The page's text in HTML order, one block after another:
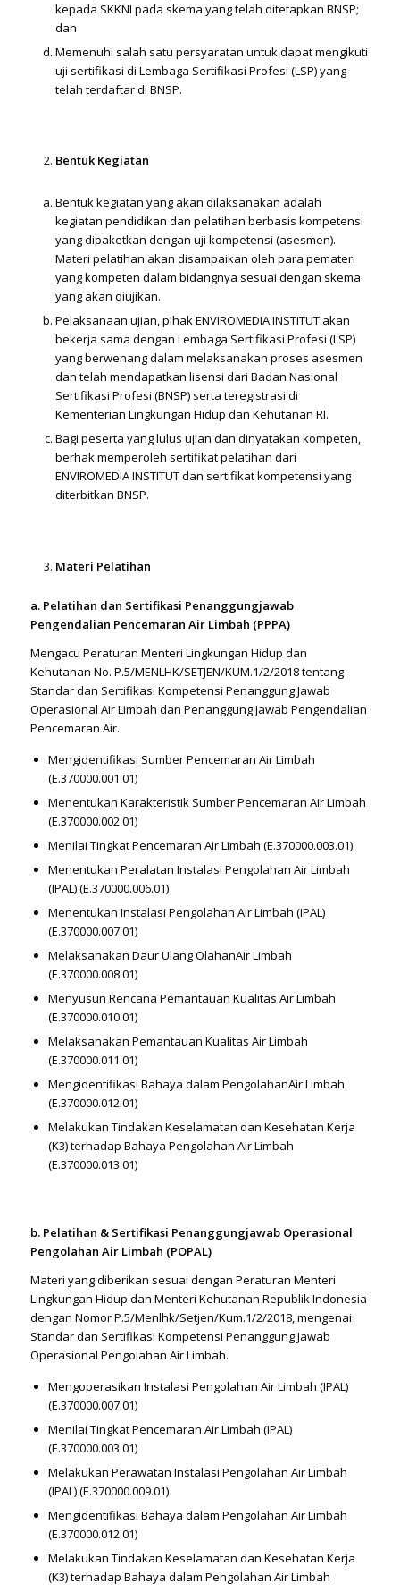
kepada SKKNI pada skema yang telah ditetapkan BNSP;
dan
Memenuhi salah satu persyaratan untuk dapat mengikuti
uji sertifikasi di Lembaga Sertifikasi Profesi (LSP) yang
telah terdaftar di BNSP.
Bentuk Kegiatan
Bentuk kegiatan yang akan dilaksanakan adalah
kegiatan pendidikan dan pelatihan berbasis kompetensi
yang dipaketkan dengan uji kompetensi (asesmen).
Materi pelatihan akan disampaikan oleh para pemateri
yang kompeten dalam bidangnya sesuai dengan skema
yang akan diujikan.
Pelaksanaan ujian, pihak ENVIROMEDIA INSTITUT akan
bekerja sama dengan Lembaga Sertifikasi Profesi (LSP)
yang berwenang dalam melaksanakan proses asesmen
dan telah mendapatkan lisensi dari Badan Nasional
Sertifikasi Profesi (BNSP) serta teregistrasi di
Kementerian Lingkungan Hidup dan Kehutanan RI.
Bagi peserta yang lulus ujian dan dinyatakan kompeten,
berhak memperoleh sertifikat pelatihan dari
ENVIROMEDIA INSTITUT dan sertifikat kompetensi yang
diterbitkan BNSP.
Materi Pelatihan
a. Pelatihan dan Sertifikasi Penanggungjawab
Pengendalian Pencemaran Air Limbah (PPPA)
Mengacu Peraturan Menteri Lingkungan Hidup dan
Kehutanan No. P.5/MENLHK/SETJEN/KUM.1/2/2018 tentang
Standar dan Sertifikasi Kompetensi Penanggung Jawab
Operasional Air Limbah dan Penanggung Jawab Pengendalian
Pencemaran Air.
Mengidentifikasi Sumber Pencemaran Air Limbah
(E.370000.001.01)
Menentukan Karakteristik Sumber Pencemaran Air Limbah
(E.370000.002.01)
Menilai Tingkat Pencemaran Air Limbah (E.370000.003.01)
Menentukan Peralatan Instalasi Pengolahan Air Limbah
(IPAL) (E.370000.006.01)
Menentukan Instalasi Pengolahan Air Limbah (IPAL)
(E.370000.007.01)
Melaksanakan Daur Ulang OlahanAir Limbah
(E.370000.008.01)
Menyusun Rencana Pemantauan Kualitas Air Limbah
(E.370000.010.01)
Melaksanakan Pemantauan Kualitas Air Limbah
(E.370000.011.01)
Mengidentifikasi Bahaya dalam PengolahanAir Limbah
(E.370000.012.01)
Melakukan Tindakan Keselamatan dan Kesehatan Kerja
(K3) terhadap Bahaya Pengolahan Air Limbah
(E.370000.013.01)
b. Pelatihan & Sertifikasi Penanggungjawab Operasional
Pengolahan Air Limbah (POPAL)
Materi yang diberikan sesuai dengan Peraturan Menteri
Lingkungan Hidup dan Menteri Kehutanan Republik Indonesia
dengan Nomor P.5/Menlhk/Setjen/Kum.1/2/2018, mengenai
Standar dan Sertifikasi Kompetensi Penanggung Jawab
Operasional Pengolahan Air Limbah.
Mengoperasikan Instalasi Pengolahan Air Limbah (IPAL)
(E.370000.007.01)
Menilai Tingkat Pencemaran Air Limbah (IPAL)
(E.370000.003.01)
Melakukan Perawatan Instalasi Pengolahan Air Limbah
(IPAL) (E.370000.009.01)
Mengidentifikasi Bahaya dalam Pengolahan Air Limbah
(E.370000.012.01)
Melakukan Tindakan Keselamatan dan Kesehatan Kerja
(K3) terhadap Bahaya dalam Pengolahan Air Limbah